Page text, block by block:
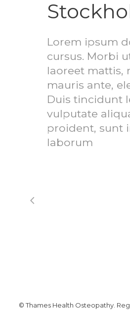
Lorem ipsum
cursus. Morbi
laoreet mattis,
mauris ante,
Duis tincidunt
vulputate
proident, sunt
laborum
© Thames Health Osteopathy.